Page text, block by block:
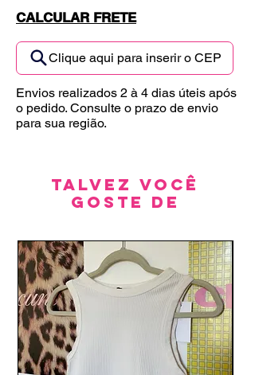
CALCULAR FRETE
Clique aqui para inserir o CEP
Envios realizados 2 à 4 dias úteis após
o pedido. Consulte o prazo de envio
para sua região.
Talvez você
goste de